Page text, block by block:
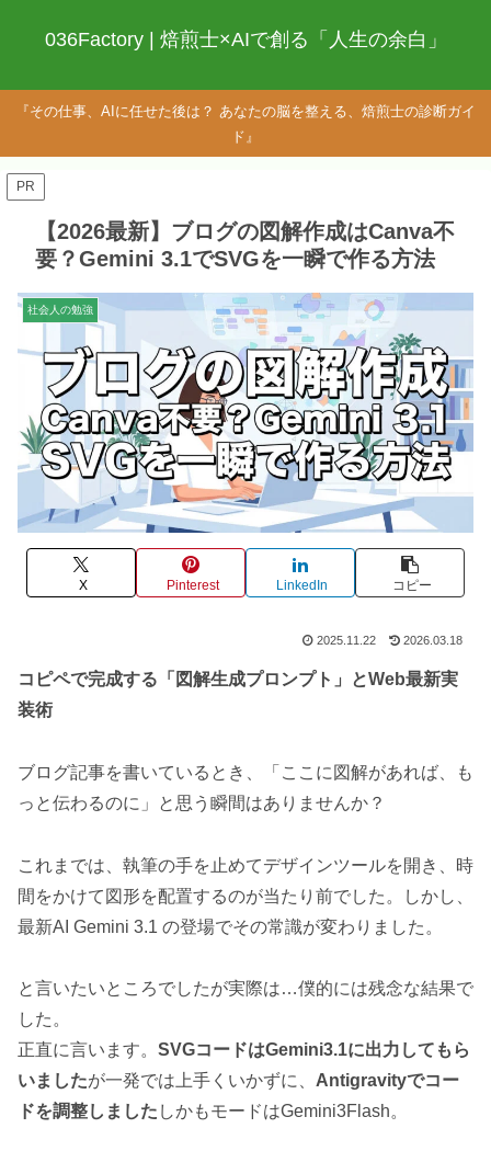
036Factory | 焙煎士×AIで創る「人生の余白」
『その仕事、AIに任せた後は？ あなたの脳を整える、焙煎士の診断ガイ
ド』
PR
【2026最新】ブログの図解作成はCanva不
要？Gemini 3.1でSVGを一瞬で作る方法
社会人の勉強
X Pinterest LinkedIn コピー
2025.11.22 2026.03.18
コピペで完成する「図解生成プロンプト」とWeb最新実
装術
ブログ記事を書いているとき、「ここに図解があれば、も
っと伝わるのに」と思う瞬間はありませんか？
これまでは、執筆の手を止めてデザインツールを開き、時
間をかけて図形を配置するのが当たり前でした。しかし、
最新AI Gemini 3.1 の登場でその常識が変わりました。
と言いたいところでしたが実際は…僕的には残念な結果で
した。
正直に言います。 SVGコードはGemini3.1に出力してもら
いましたが一発では上手くいかずに、 Antigravityでコー
ドを調整しました しかもモードはGemini3Flash。